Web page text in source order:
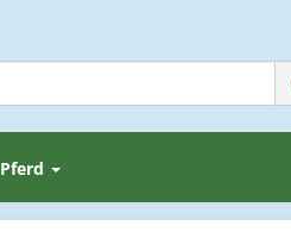
Pferd